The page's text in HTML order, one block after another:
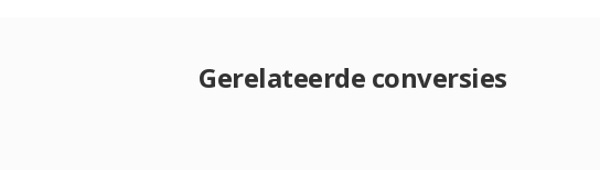
Gerelateerde conversies